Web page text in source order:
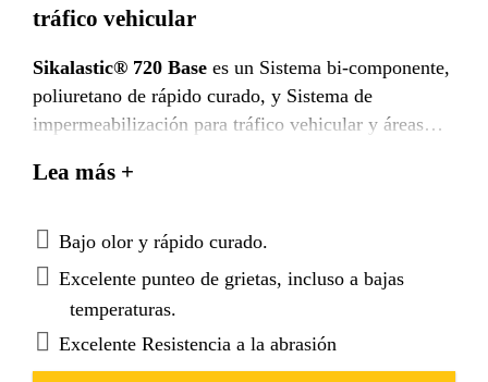
tráfico vehicular
Sikalastic® 720 Base es un Sistema bi-componente,
poliuretano de rápido curado, y Sistema de
impermeabilización para tráfico vehicular y áreas
Lea más +
Bajo olor y rápido curado.
Excelente punteo de grietas, incluso a bajas
temperaturas.
Excelente Resistencia a la abrasión